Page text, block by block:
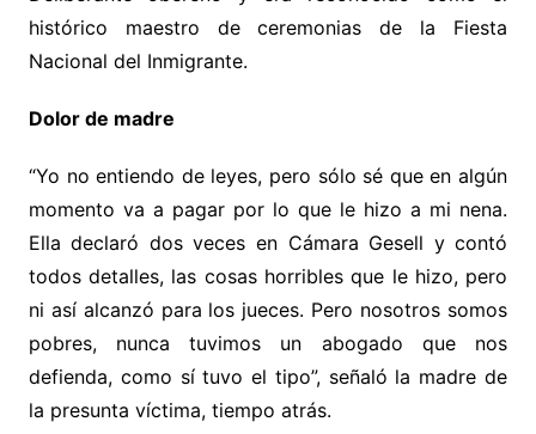
histórico maestro de ceremonias de la Fiesta
Nacional del Inmigrante.
Dolor de madre
“Yo no entiendo de leyes, pero sólo sé que en algún
momento va a pagar por lo que le hizo a mi nena.
Ella declaró dos veces en Cámara Gesell y contó
todos detalles, las cosas horribles que le hizo, pero
ni así alcanzó para los jueces. Pero nosotros somos
pobres, nunca tuvimos un abogado que nos
defienda, como sí tuvo el tipo”, señaló la madre de
la presunta víctima, tiempo atrás.